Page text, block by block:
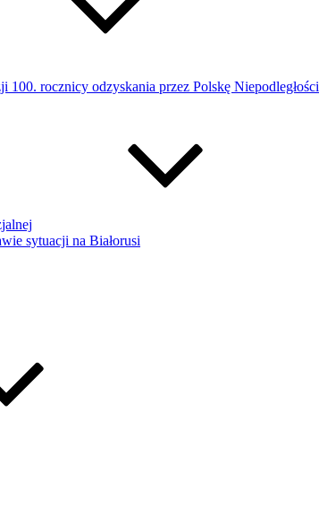
100. rocznicy odzyskania przez Polskę Niepodległości
sytuacji na Białorusi